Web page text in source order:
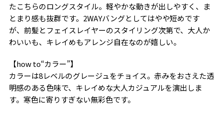
たこちらのロングスタイル。軽やかな動きが出しやすく、ま
とまり感も抜群です。2WAYバングとしてはやや短めです
が、前髪とフェイスレイヤーのスタイリング次第で、大人か
わいいも、キレイめもアレンジ自在なのが嬉しい。
【how to“カラー”】
カラーは8レベルのグレージュをチョイス。赤みをおさえた透
明感のある色味で、キレイめな大人カジュアルを演出しま
す。寒色に寄りすぎない無彩色です。